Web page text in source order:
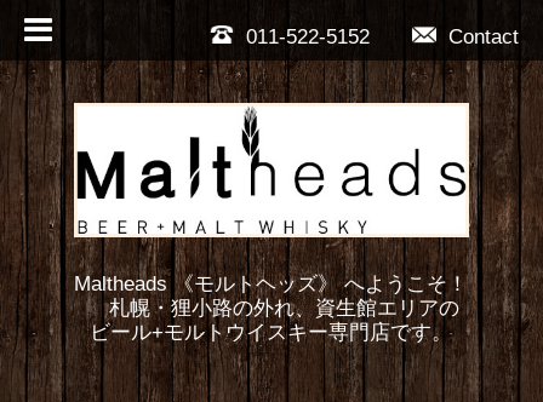
Contact
011-522-5152
Maltheads 《モルトヘッズ》 へようこそ！
札幌・狸小路の外れ、資生館エリアの
ビール+モルトウイスキー専門店です。